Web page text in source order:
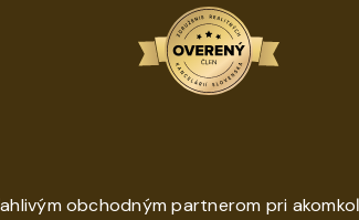
obchodným partnerom pri